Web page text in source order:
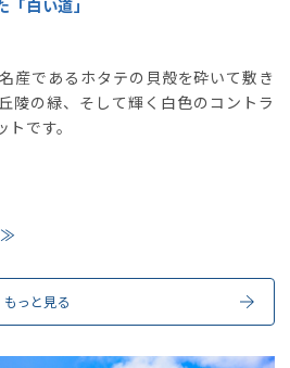
白い道」
産であるホタテの貝殻を砕いて敷き
陵の緑、そして輝く白色のコントラ
です。
≫
もっと見る